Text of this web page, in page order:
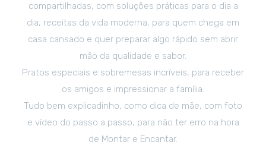
compartilhadas, com soluções práticas para o dia a
dia, receitas da vida moderna, para quem chega em
casa cansado e quer preparar algo rápido sem abrir
mão da qualidade e sabor.
Pratos especiais e sobremesas incríveis, para receber
os amigos e impressionar a família.
Tudo bem explicadinho, como dica de mãe, com foto
e vídeo do passo a passo, para não ter erro na hora
de Montar e Encantar.